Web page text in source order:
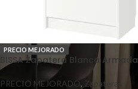
PRECIO MEJORADO
BISSA Zapatera Blanca Armada
PRECIO MEJORADO, Zapateras